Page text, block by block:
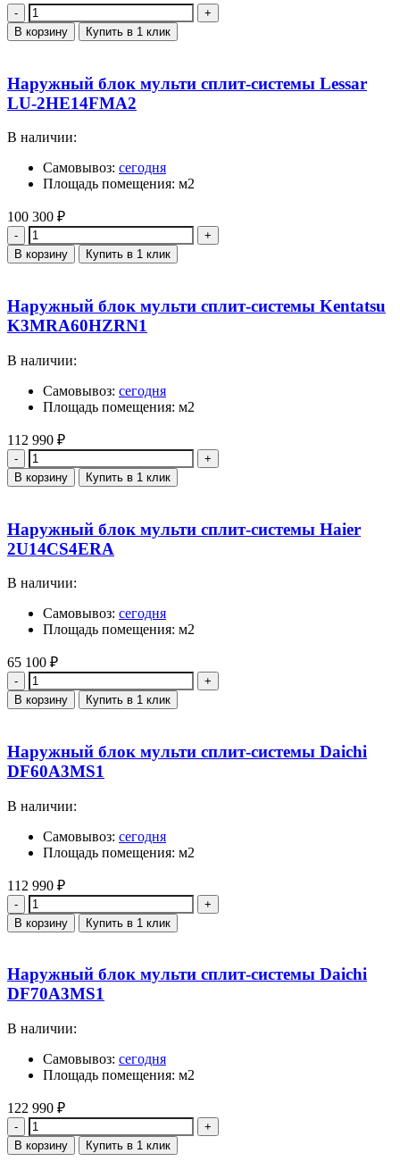
Количество
В корзину Купить в 1 клик
Наружный блок мульти сплит-системы Lessar
LU-2HE14FMA2
В наличии:
Самовывоз: сегодня
Площадь помещения: м2
100 300 ₽
Количество
В корзину Купить в 1 клик
Наружный блок мульти сплит-системы Kentatsu
K3MRA60HZRN1
В наличии:
Самовывоз: сегодня
Площадь помещения: м2
112 990 ₽
Количество
В корзину Купить в 1 клик
Наружный блок мульти сплит-системы Haier
2U14CS4ERA
В наличии:
Самовывоз: сегодня
Площадь помещения: м2
65 100 ₽
Количество
В корзину Купить в 1 клик
Наружный блок мульти сплит-системы Daichi
DF60A3MS1
В наличии:
Самовывоз: сегодня
Площадь помещения: м2
112 990 ₽
Количество
В корзину Купить в 1 клик
Наружный блок мульти сплит-системы Daichi
DF70A3MS1
В наличии:
Самовывоз: сегодня
Площадь помещения: м2
122 990 ₽
Количество
В корзину Купить в 1 клик